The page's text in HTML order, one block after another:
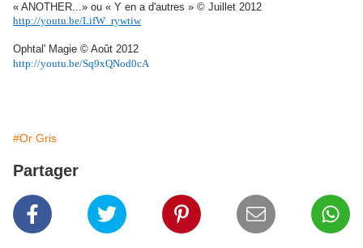
« ANOTHER...» ou « Y en a d'autres » © Juillet 2012
http://youtu.be/LifW_rywtiw
Ophtal' Magie © Août 2012
http://youtu.be/Sq9xQNod0cA
#Or Gris
Partager